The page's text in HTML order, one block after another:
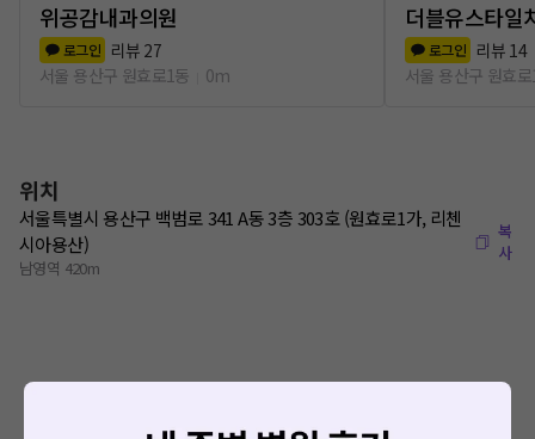
위공감내과의원
로그인 리뷰 27
서울 용산구 원효로1동
0m
더블유스타일
로그인 리뷰 14
서울 용산구 원효
위치
서울특별시 용산구 백범로 341 A동 3층 303호 (원효로1가, 리첸
시아용산)
남영역 420m
복
사